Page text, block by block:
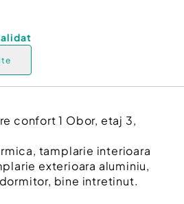
confort 1 Obor, etaj 3,
tamplarie interioara
exterioara aluminiu,
bine intretinut.